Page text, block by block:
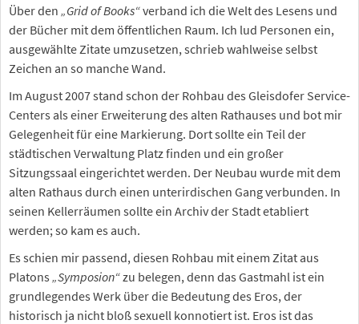
Über den „Grid of Books“verband ich die Welt des Lesens und
der Bücher mit dem öffentlichen Raum. Ich lud Personen ein,
ausgewählte Zitate umzusetzen, schrieb wahlweise selbst
Zeichen an so manche Wand.
Im August 2007 stand schon der Rohbau des Gleisdofer Service-
Centers als einer Erweiterung des alten Rathauses und bot mir
Gelegenheit für eine Markierung. Dort sollte ein Teil der
städtischen Verwaltung Platz finden und ein großer
Sitzungssaal eingerichtet werden. Der Neubau wurde mit dem
alten Rathaus durch einen unterirdischen Gang verbunden. In
seinen Kellerräumen sollte ein Archiv der Stadt etabliert
werden; so kam es auch.
Es schien mir passend, diesen Rohbau mit einem Zitat aus
Platons „Symposion“zu belegen, denn das Gastmahl ist ein
grundlegendes Werk über die Bedeutung des Eros, der
historisch ja nicht bloß sexuell konnotiert ist. Eros ist das